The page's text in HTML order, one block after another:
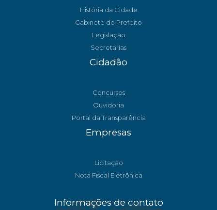
História da Cidade
Gabinete do Prefeito
Legislação
Secretarias
Cidadão
Concursos
Ouvidoria
Portal da Transparência
Empresas
Licitação
Nota Fiscal Eletrônica
Informações de contato